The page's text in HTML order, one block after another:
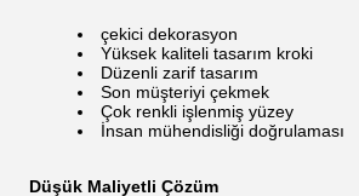
çekici dekorasyon
Yüksek kaliteli tasarım kroki
Düzenli zarif tasarım
Son müşteriyi çekmek
Çok renkli işlenmiş yüzey
İnsan mühendisliği doğrulaması
Düşük Maliyetli Çözüm